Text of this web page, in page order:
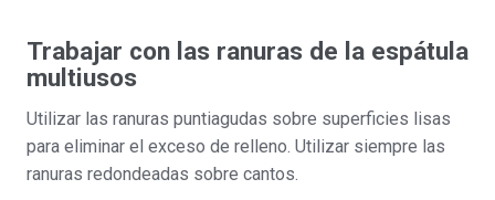
Trabajar con las ranuras de la espátula
multiusos
Utilizar las ranuras puntiagudas sobre superficies lisas
para eliminar el exceso de relleno. Utilizar siempre las
ranuras redondeadas sobre cantos.